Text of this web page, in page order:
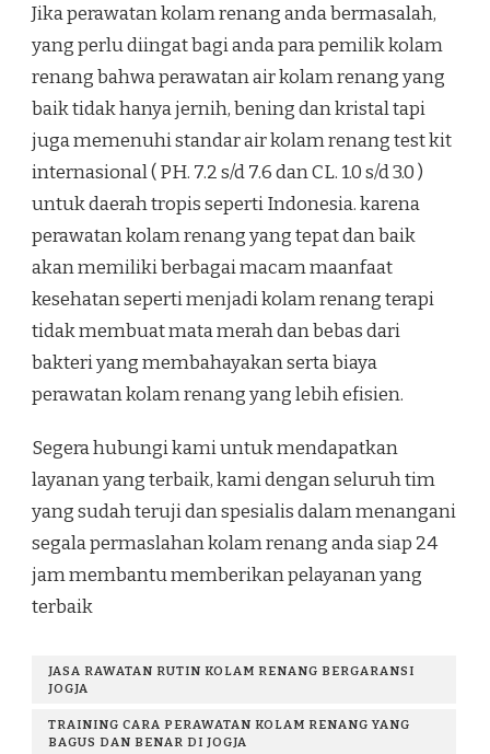
Jika perawatan kolam renang anda bermasalah,
yang perlu diingat bagi anda para pemilik kolam
renang bahwa perawatan air kolam renang yang
baik tidak hanya jernih, bening dan kristal tapi
juga memenuhi standar air kolam renang test kit
internasional ( PH. 7.2 s/d 7.6 dan CL. 1.0 s/d 3.0 )
untuk daerah tropis seperti Indonesia. karena
perawatan kolam renang yang tepat dan baik
akan memiliki berbagai macam maanfaat
kesehatan seperti menjadi kolam renang terapi
tidak membuat mata merah dan bebas dari
bakteri yang membahayakan serta biaya
perawatan kolam renang yang lebih efisien.
Segera hubungi kami untuk mendapatkan
layanan yang terbaik, kami dengan seluruh tim
yang sudah teruji dan spesialis dalam menangani
segala permaslahan kolam renang anda siap 24
jam membantu memberikan pelayanan yang
terbaik
JASA RAWATAN RUTIN KOLAM RENANG BERGARANSI
JOGJA
TRAINING CARA PERAWATAN KOLAM RENANG YANG
BAGUS DAN BENAR DI JOGJA